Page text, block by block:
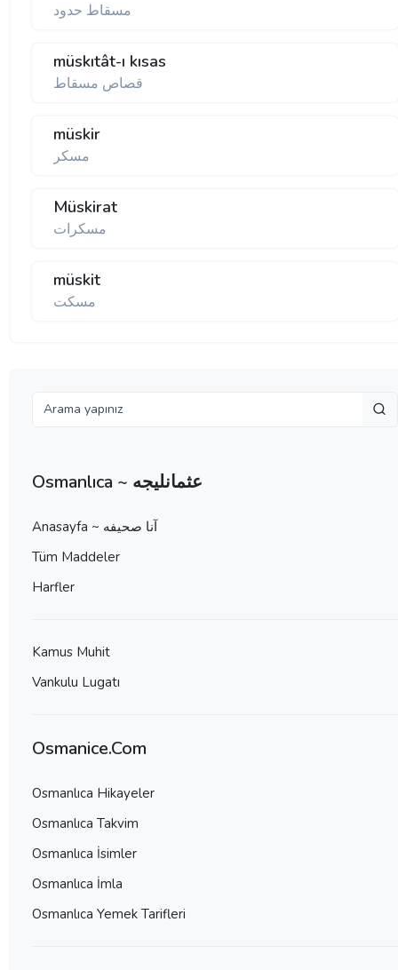
مسقاط حدود
müskıtât-ı kısas
قصاص مسقاط
müskir
مسكر
Müskirat
مسكرات
müskit
مسكت
Osmanlıca ~ عثمانليجه
Anasayfa ~ آنا صحيفه
Tüm Maddeler
Harfler
Kamus Muhit
Vankulu Lugatı
Osmanice.Com
Osmanlıca Hikayeler
Osmanlıca Takvim
Osmanlıca İsimler
Osmanlıca İmla
Osmanlıca Yemek Tarifleri